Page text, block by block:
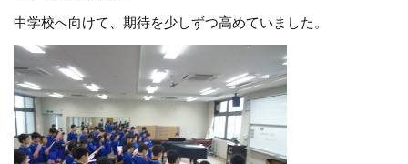
中学校へ向けて、期待を少しずつ高めていました。